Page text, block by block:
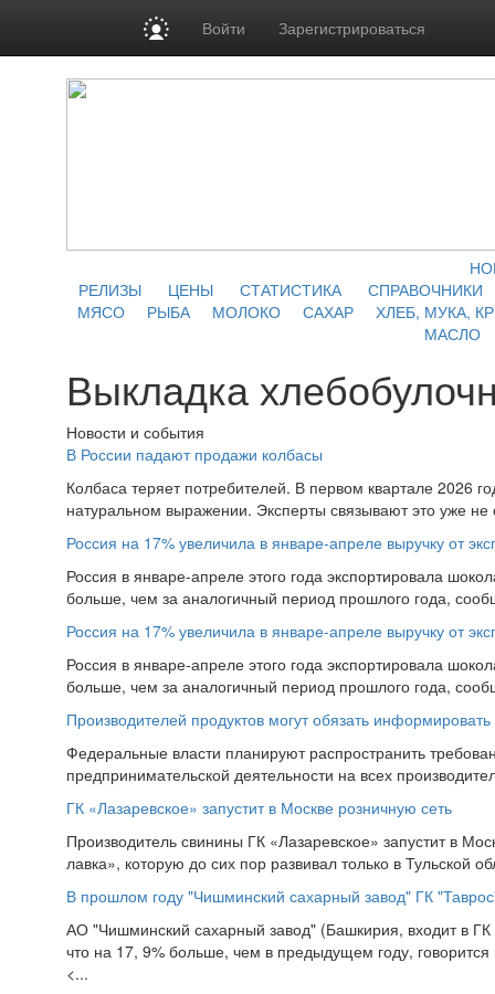
Войти Зарегистрироваться
РЕЛИЗЫ
ЦЕНЫ СТАТИСТИКА
СПРАВОЧНИКИ
МЯСО
РЫБА МОЛОКО САХАР
ХЛЕБ, МУКА,
МАСЛО
Выкладка
Новости и события
В России падают продажи колбасы
Колбаса теряет потребителей. В первом квартале 2026
натуральном выражении. Эксперты связывают это уже не
Россия на 17% увеличила в январе-апреле выручку от
Россия в январе-апреле этого года экспортировала
больше, чем за аналогичный период прошлого года,
Россия на 17% увеличила в январе-апреле выручку от
Россия в январе-апреле этого года экспортировала
больше, чем за аналогичный период прошлого года,
Производителей продуктов могут обязать
Федеральные власти планируют распространить
предпринимательской деятельности на всех
ГК «Лазаревское» запустит в Москве розничную сеть
Производитель свинины ГК «Лазаревское» запустит в
лавка», которую до сих пор развивал только в Тульской
В прошлом году "Чишминский сахарный завод" ГК
АО "Чишминский сахарный завод" (Башкирия, входит в ГК
что на 17, 9% больше, чем в предыдущем году, говорится
<...